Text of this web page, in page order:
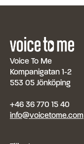
Voice To Me
Kompanigatan 1-2
553 05 Jönköping
+46 36 770 15 40
info@voicetome.com